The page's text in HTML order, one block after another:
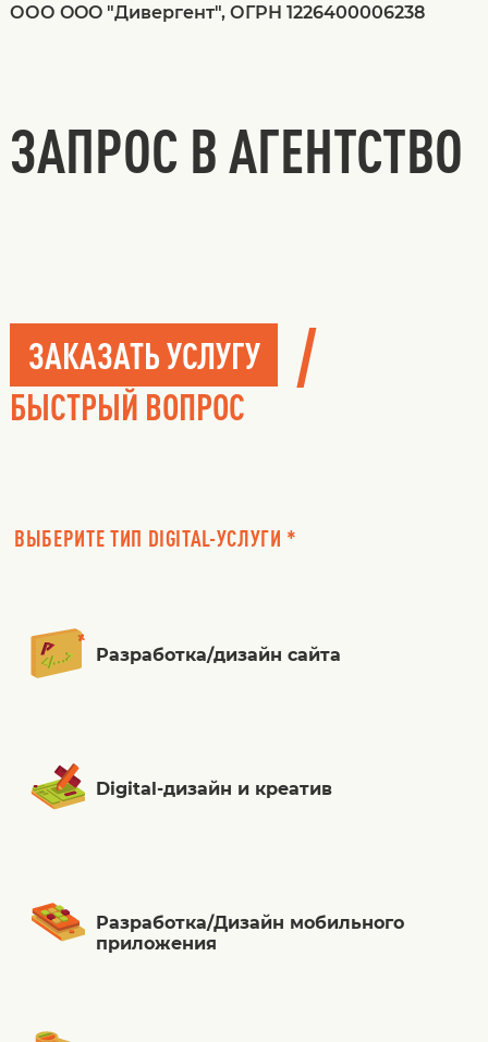
ООО OOO "Дивергент", ОГРН 1226400006238
ЗАПРОС В АГЕНТСТВО
ЗАКАЗАТЬ УСЛУГУ /
БЫСТРЫЙ ВОПРОС
ВЫБЕРИТЕ ТИП DIGITAL-УСЛУГИ *
Разработка/дизайн сайта
Digital-дизайн и креатив
Разработка/Дизайн мобильного
приложения